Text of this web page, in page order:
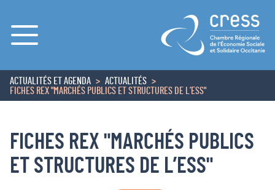
Menu
ACCUEIL
ACTUALITÉS ET AGENDA
ACTUALITÉS
FICHES REX "MARCHÉS PUBLICS ET STRUCTURES DE L’ESS"
FICHES REX "MARCHÉS PUBLICS
ET STRUCTURES DE L’ESS"